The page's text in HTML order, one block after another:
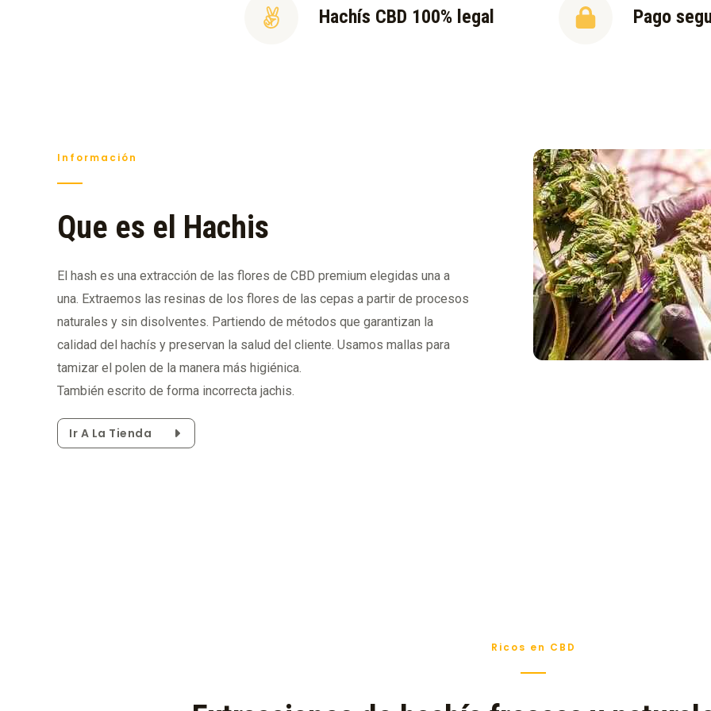
Hachís CBD 100% legal Pago
Información
Que es el Hachis
El hash es una extracción de las flores de CBD premium elegidas una a
una. Extraemos las resinas de los flores de las cepas a partir de procesos
naturales y sin disolventes. Partiendo de métodos que garantizan la
calidad del hachís y preservan la salud del cliente. Usamos mallas para
tamizar el polen de la manera más higiénica.
También escrito de forma incorrecta jachis.
Ir A La Tienda
Ricos en CBD